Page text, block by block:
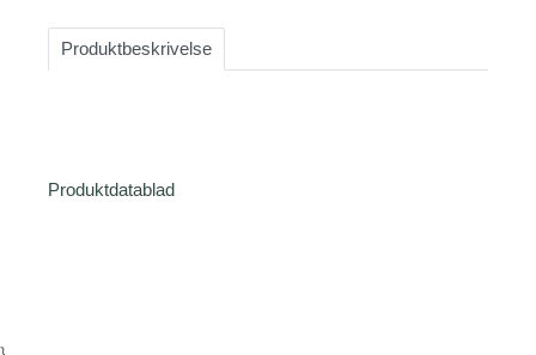
Produktbeskrivelse
Produktdatablad